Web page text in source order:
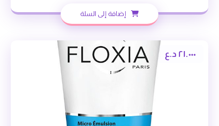
إضافة إلى السلة
٢١.٠٠٠ د.ع